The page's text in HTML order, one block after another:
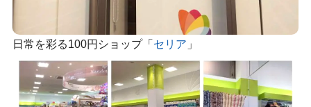
日常を彩る100円ショップ「 セリア 」